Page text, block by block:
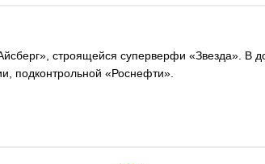
строящейся суперверфи «Звезда». В
подконтрольной «Роснефти».